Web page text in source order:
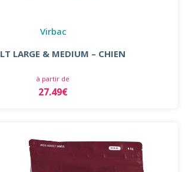
Virbac
LARGE & MEDIUM – CHIEN
à partir de
27.49€